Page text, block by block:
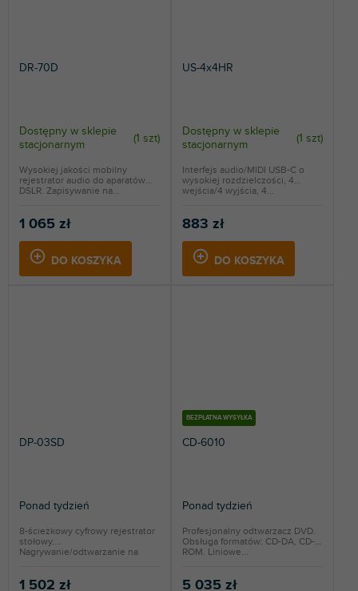
DR-70D
Dostępny w sklepie
stacjonarnym
(1 szt)
1 065 zł
DO KOSZYKA
Wysokiej jakości mobilny
rejestrator audio do aparatów
DSLR. Zapisywanie na...
US-4x4HR
Dostępny w sklepie
stacjonarnym
(1 szt)
883 zł
DO KOSZYKA
Interfejs audio/MIDI USB-C o
wysokiej rozdzielczości, 4
wejścia/4 wyjścia, 4...
DP-03SD
Ponad tydzień
1 502 zł
8-ścieżkowy cyfrowy rejestrator
stołowy.
Nagrywanie/odtwarzanie na
BEZPŁATNA WYSYŁKA
CD-6010
Ponad tydzień
5 035 zł
Profesjonalny odtwarzacz DVD.
Obsługa formatów: CD-DA, CD-
ROM. Liniowe...